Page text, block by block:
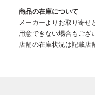
商品の在庫について
メーカーよりお取り寄せ
用意できない場合もござ
店舗の在庫状況は記載店